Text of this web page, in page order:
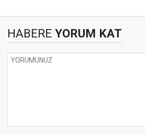
HABERE YORUM KAT